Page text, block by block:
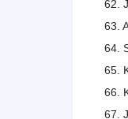
62.
63.
64.
65.
66.
67.